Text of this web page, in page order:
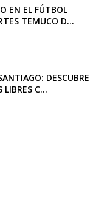
EN EL FÚTBOL
TEMUCO D...
DESCUBRE
LIBRES C...